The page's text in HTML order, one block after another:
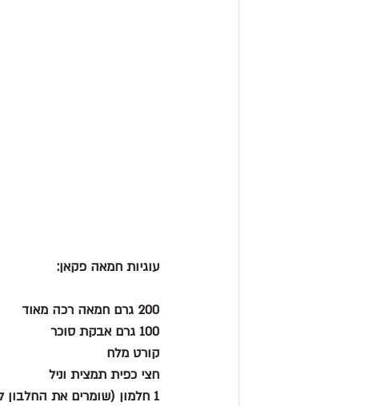
עוגיות חמאה פקאן:
200 גרם חמאה רכה מאוד
100 גרם אבקת סוכר
קורט מלח
חצי כפית תמצית וניל
1 חלמון (שומרים את החלבון לציפוי)